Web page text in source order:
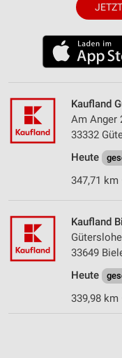
Kaufland
Am Anger
33332
Heute
347,71 km
Kaufland
33649
Heute
339,98 km